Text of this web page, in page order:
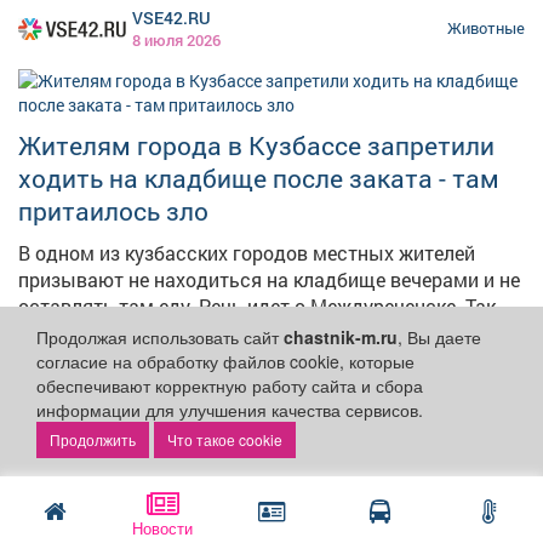
Новости
VSE42.RU
8 июля 2026
Животные
Жителям города в Кузбассе запретили
ходить на кладбище после заката - там
притаилось зло
В одном из кузбасских городов местных жителей
призывают не находиться на кладбище вечерами и не
оставлять там еду. Речь идет о Междуреченске. Так,
МКУ "УБТС" сообщает, что на территории городского
кладбища продолжают замечать следы медведя.
Отмечается, что пока ситуация решается, местных
жителей призывают соблюдать осторожность. Так, по
возможности, следует воздержаться от посещения
кладбища. Также горожан призывают не оставлять
еду (печенье, конфеты и др.) на захоронениях, не
задерживаться на территории после окончания
Кузнецкий Алатау,
государственный природный
заповедник
7 июля 2026
Продолжая использовать сайтchastnik-m.ru, Вы даете
согласие на обработку файлов cookie, которые
обеспечивают корректную работу сайта и сбора
информации для улучшения качества сервисов.
Что такое cookie